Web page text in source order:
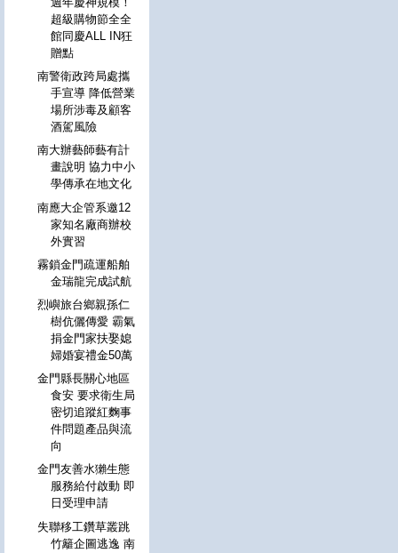
超級購物節全全
館同慶ALL IN狂
贈點
南警衛政跨局處攜
手宣導 降低營業
場所涉毒及顧客
酒駕風險
南大辦藝師藝有計
畫說明 協力中小
學傳承在地文化
南應大企管系邀12
家知名廠商辦校
外實習
霧鎖金門疏運船舶
金瑞龍完成試航
烈嶼旅台鄉親孫仁
樹伉儷傳愛 霸氣
捐金門家扶娶媳
婦婚宴禮金50萬
金門縣長關心地區
食安 要求衛生局
密切追蹤紅麴事
件問題產品與流
向
金門友善水獺生態
服務給付啟動 即
日受理申請
失聯移工鑽草叢跳
竹籬企圖逃逸 南